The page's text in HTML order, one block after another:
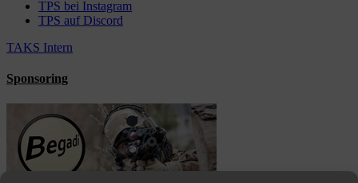
TPS bei Instagram
TPS auf Discord
TAKS Intern
Sponsoring